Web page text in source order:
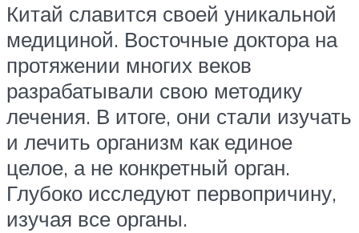
Китай славится своей уникальной
медициной. Восточные доктора на
протяжении многих веков
разрабатывали свою методику
лечения. В итоге, они стали изучать
и лечить организм как единое
целое, а не конкретный орган.
Глубоко исследуют первопричину,
изучая все органы.